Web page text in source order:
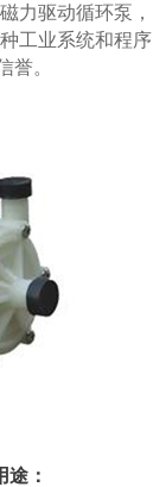
驱动循环泵，
工业系统和程序
誉。
：